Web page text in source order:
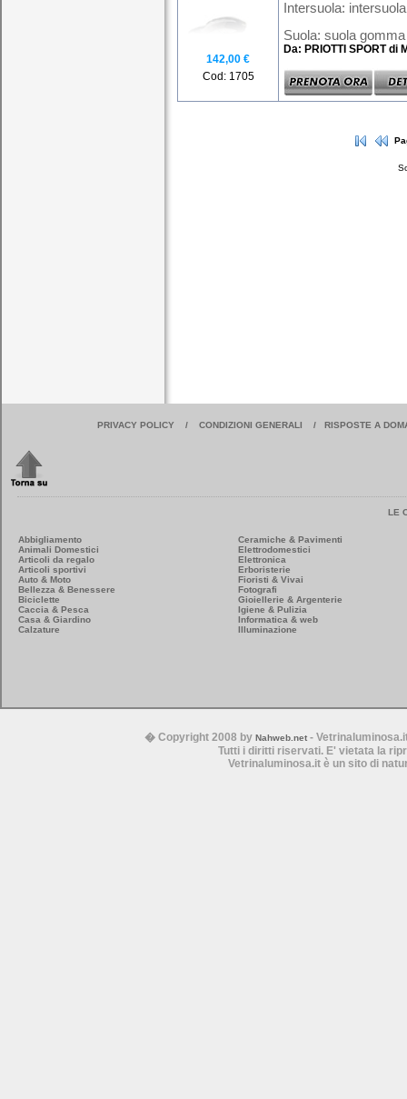
142,00 €
Cod: 1705
Intersuola:
Suola: suola
Da: PRIOTTI SPORT di
PRIVACY POLICY / CONDIZIONI GENERALI / RISPOSTE A
LE
Abbigliamento
Animali Domestici
Articoli da regalo
Articoli sportivi
Auto & Moto
Bellezza & Benessere
Biciclette
Caccia & Pesca
Casa & Giardino
Calzature
Ceramiche & Pavimenti
Elettrodomestici
Elettronica
Erboristerie
Fioristi & Vivai
Fotografi
Gioiellerie & Argenterie
Igiene & Pulizia
Informatica & web
Illuminazione
� Copyright 2008 by Nahweb.net-
Tutti i diritti riservati. E' vietata la
Vetrinaluminosa.it è un sito di